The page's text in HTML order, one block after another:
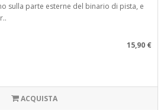
sulla parte esterne del binario di pista, e
15,90 €
ACQUISTA